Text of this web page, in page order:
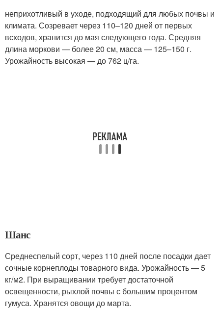
неприхотливый в уходе, подходящий для любых почвы и
климата. Созревает через 110–120 дней от первых
всходов, хранится до мая следующего года. Средняя
длина моркови — более 20 см, масса — 125–150 г.
Урожайность высокая — до 762 ц/га.
Шанс
Среднеспелый сорт, через 110 дней после посадки дает
сочные корнеплоды товарного вида. Урожайность — 5
кг/м2. При выращивании требует достаточной
освещенности, рыхлой почвы с большим процентом
гумуса. Хранятся овощи до марта.